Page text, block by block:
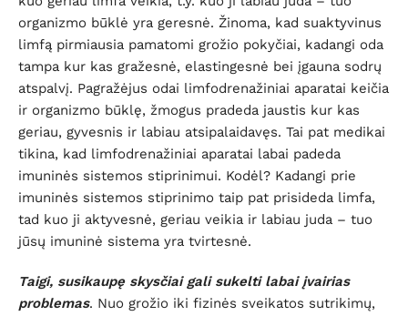
organizmo būklė yra geresnė. Žinoma, kad suaktyvinus
limfą pirmiausia pamatomi grožio pokyčiai, kadangi oda
tampa kur kas gražesnė, elastingesnė bei įgauna sodrų
atspalvį. Pagražėjus odai limfodrenažiniai aparatai keičia
ir organizmo būklę, žmogus pradeda jaustis kur kas
geriau, gyvesnis ir labiau atsipalaidavęs. Tai pat medikai
tikina, kad limfodrenažiniai aparatai labai padeda
imuninės sistemos stiprinimui. Kodėl? Kadangi prie
imuninės sistemos stiprinimo taip pat prisideda limfa,
tad kuo ji aktyvesnė, geriau veikia ir labiau juda – tuo
jūsų imuninė sistema yra tvirtesnė.
Taigi, susikaupę skysčiai gali sukelti labai įvairias
problemas. Nuo grožio iki fizinės sveikatos sutrikimų,